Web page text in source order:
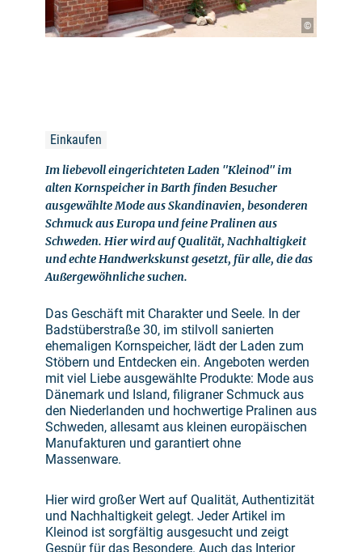
©
Einkaufen
Im liebevoll eingerichteten Laden "Kleinod" im
alten Kornspeicher in Barth finden Besucher
ausgewählte Mode aus Skandinavien, besonderen
Schmuck aus Europa und feine Pralinen aus
Schweden. Hier wird auf Qualität, Nachhaltigkeit
und echte Handwerkskunst gesetzt, für alle, die das
Außergewöhnliche suchen.
Das Geschäft mit Charakter und Seele. In der
Badstüberstraße 30, im stilvoll sanierten
ehemaligen Kornspeicher, lädt der Laden zum
Stöbern und Entdecken ein. Angeboten werden
mit viel Liebe ausgewählte Produkte: Mode aus
Dänemark und Island, filigraner Schmuck aus
den Niederlanden und hochwertige Pralinen aus
Schweden, allesamt aus kleinen europäischen
Manufakturen und garantiert ohne
Massenware.
Hier wird großer Wert auf Qualität, Authentizität
und Nachhaltigkeit gelegt. Jeder Artikel im
Kleinod ist sorgfältig ausgesucht und zeigt
Gespür für das Besondere. Auch das Interior